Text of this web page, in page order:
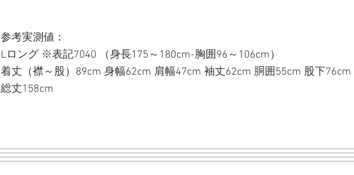
参考実測値：
Lロング ※表記7040 （身長175～180cm-胸囲96～106cm）
着丈（襟～股）89cm 身幅62cm 肩幅47cm 袖丈62cm 胴囲55cm 股下76cm
総丈158cm